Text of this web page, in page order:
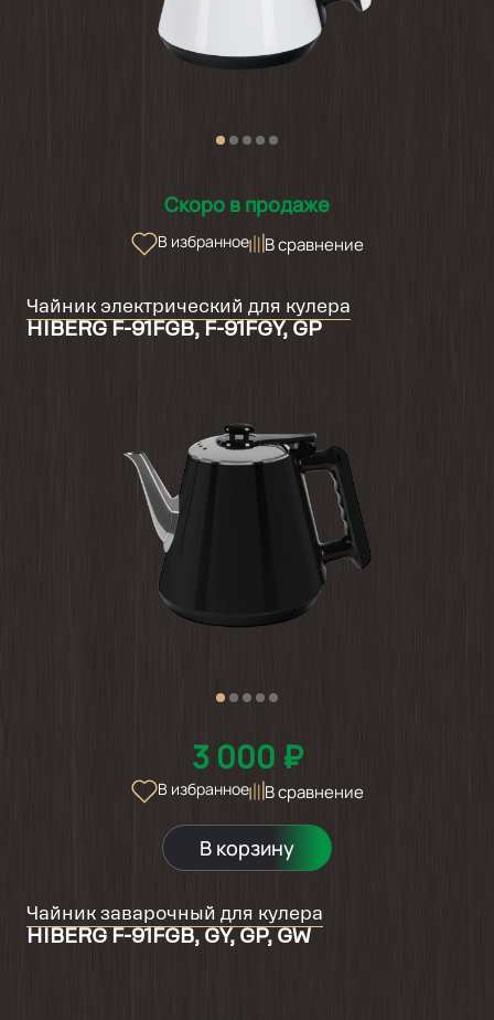
Скоро в продаже
В избранное В сравнение
Чайник электрический для кулера
HIBERG F-91FGB, F-91FGY, GP
3 000 ₽
В избранное В сравнение
В корзину
Чайник заварочный для кулера
HIBERG F-91FGB, GY, GP, GW